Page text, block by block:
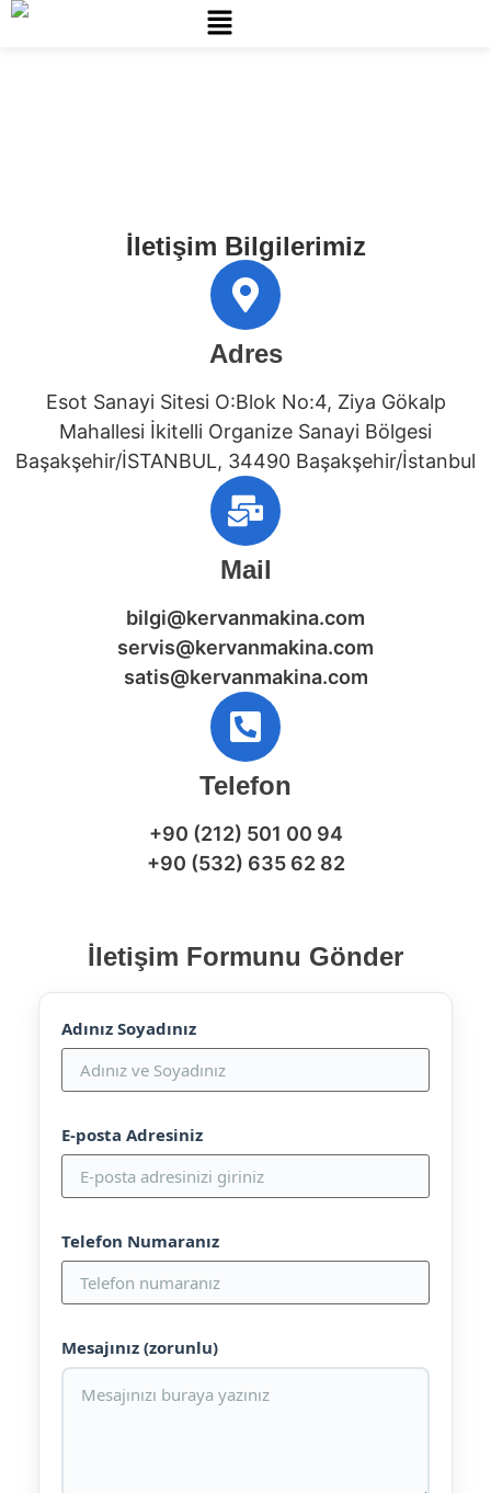
İletişim Bilgilerimiz
Adres
Esot Sanayi Sitesi O:Blok No:4, Ziya Gökalp
Mahallesi İkitelli Organize Sanayi Bölgesi
Başakşehir/İSTANBUL, 34490 Başakşehir/İstanbul
Mail
bilgi@kervanmakina.com
servis@kervanmakina.com
satis@kervanmakina.com
Telefon
+90 (212) 501 00 94
+90 (532) 635 62 82
İletişim Formunu Gönder
Adınız Soyadınız
E-posta Adresiniz
Telefon Numaranız
Mesajınız (zorunlu)